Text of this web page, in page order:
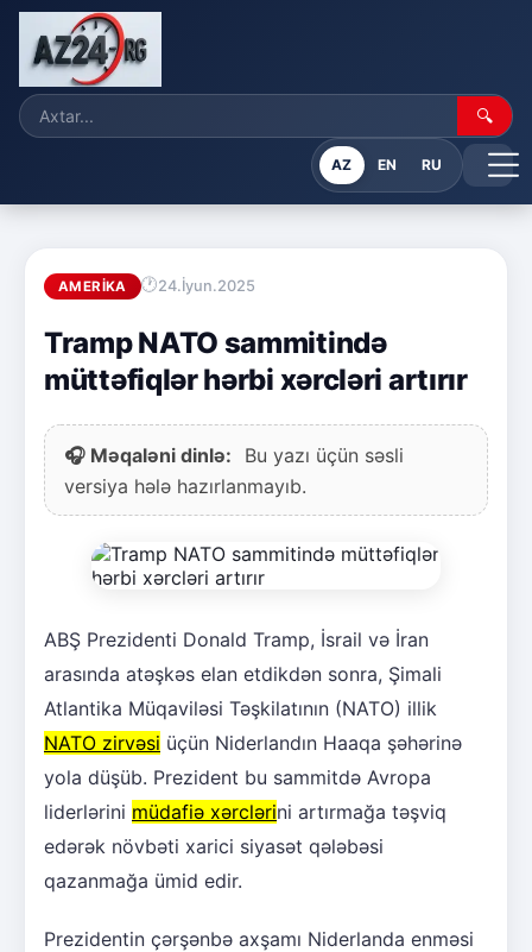
🔍
AZ EN RU
AMERIKA 24.İyun.2025
Tramp NATO sammitində
müttəfiqlər hərbi xərcləri artırır
🎧 Məqaləni dinlə:
Bu yazı üçün səsli
versiya hələ hazırlanmayıb.
ABŞ Prezidenti Donald Tramp, İsrail və İran
arasında atəşkəs elan etdikdən sonra, Şimali
Atlantika Müqaviləsi Təşkilatının (NATO) illik
NATO zirvəsi üçün Niderlandın Haaqa şəhərinə
yola düşüb. Prezident bu sammitdə Avropa
liderlərini müdafiə xərclərini artırmağa təşviq
edərək növbəti xarici siyasət qələbəsi
qazanmağa ümid edir.
Prezidentin çərşənbə axşamı Niderlanda enməsi